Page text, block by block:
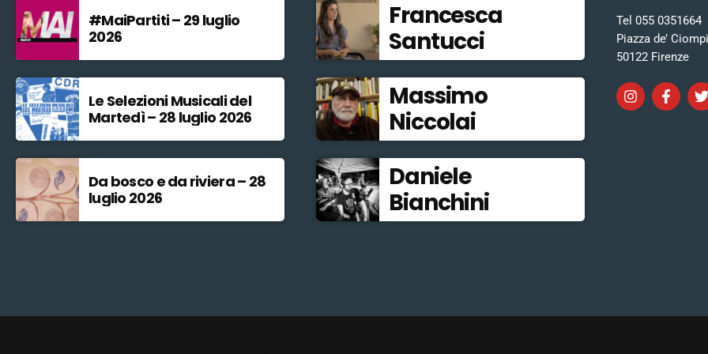
#MaiPartiti – 29 luglio
2026
Le Selezioni Musicali del
Martedì – 28 luglio 2026
Da bosco e da riviera – 28
luglio 2026
Francesca
Santucci
Massimo
Niccolai
Daniele
Bianchini
Tel 055 0351664
Piazza de’
50122 Firenze